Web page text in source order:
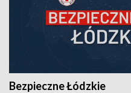
Bezpieczne Łódzkie